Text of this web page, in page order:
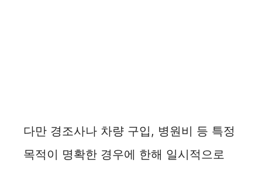
다만 경조사나 차량 구입, 병원비 등 특정
목적이 명확한 경우에 한해 일시적으로